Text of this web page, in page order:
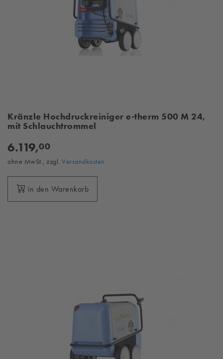
Kränzle Hochdruckreiniger e-therm 500 M 24,
mit Schlauchtrommel
6.119,00
ohne MwSt., zzgl. Versandkosten
in den Warenkorb